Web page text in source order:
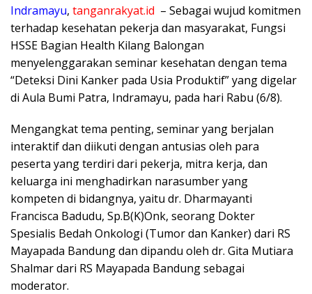
Indramayu, tanganrakyat.id – Sebagai wujud komitmen
terhadap kesehatan pekerja dan masyarakat, Fungsi
HSSE Bagian Health Kilang Balongan
menyelenggarakan seminar kesehatan dengan tema
“Deteksi Dini Kanker pada Usia Produktif” yang digelar
di Aula Bumi Patra, Indramayu, pada hari Rabu (6/8).
Mengangkat tema penting, seminar yang berjalan
interaktif dan diikuti dengan antusias oleh para
peserta yang terdiri dari pekerja, mitra kerja, dan
keluarga ini menghadirkan narasumber yang
kompeten di bidangnya, yaitu dr. Dharmayanti
Francisca Badudu, Sp.B(K)Onk, seorang Dokter
Spesialis Bedah Onkologi (Tumor dan Kanker) dari RS
Mayapada Bandung dan dipandu oleh dr. Gita Mutiara
Shalmar dari RS Mayapada Bandung sebagai
moderator.